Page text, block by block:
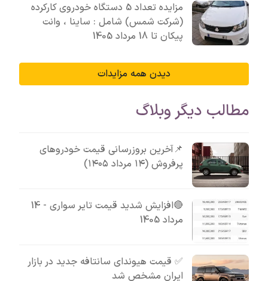
مزایده تعداد 5 دستگاه خودروی کارکرده
(شرکت شمس) شامل : ساینا ، وانت
پیکان تا 18 مرداد 1405
دیدن همه مزایدات
مطالب دیگر وبلاگ
📌آخرین بروزرسانی قیمت خودروهای
پرفروش (۱۴ مرداد ۱۴۰۵)
🔴افزایش شدید قیمت تایر سواری - 14
مرداد 1405
✅ قیمت هیوندای سانتافه جدید در بازار
ایران مشخص شد